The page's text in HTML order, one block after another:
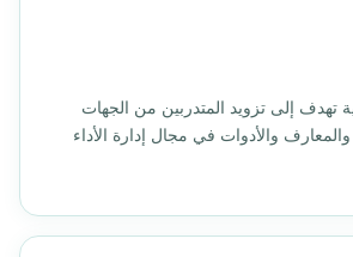
تهدف إلى تزويد المتدربين من الجهات
والأدوات في مجال إدارة الأداء